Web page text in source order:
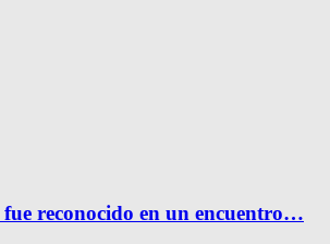
fue reconocido en un encuentro…